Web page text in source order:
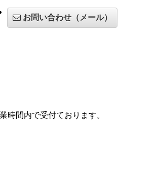
お問い合わせ（メール）
時間内で受付ております。